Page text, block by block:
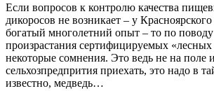
Если вопросов к контролю качества
дикоросов не возникает – у
богатый многолетний опыт – то по
произрастания сертифицируемых «лесных
некоторые сомнения. Это ведь не на поле
сельхозпредпрития приехать, это надо в
известно, медведь…